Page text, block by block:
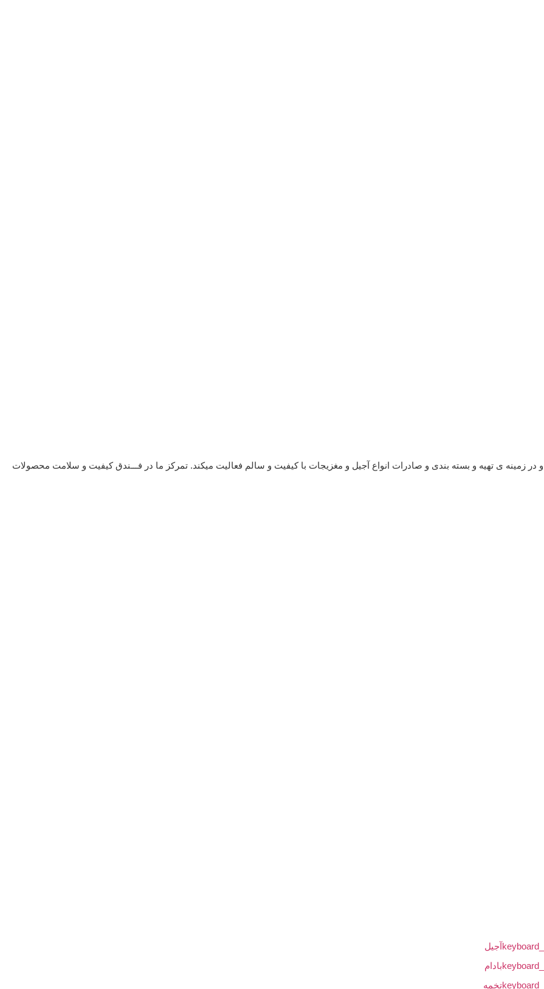
است که فعالیت خود را از سال 1404 آغاز کرده است و در زمینه ی تهیه و بسته بندی و صادرات انواع آجیل و مغزیجات با کیفیت و سالم فعالیت میکند. تمرکز ما در فـــندق کیفیت و سلامت محصولات
آجیل
بادام
تخمه